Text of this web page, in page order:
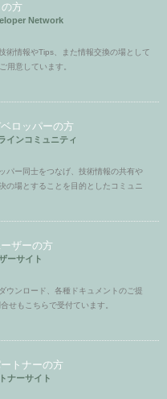
方
Network
術情報やTips、また情報交換の場として
用意しています。
ロッパーの方
インコミュニティ
パー同士をつなげ、技術情報の共有や
の場とすることを目的としたコミュニ
ザーの方
ーサイト
ウンロード、各種ドキュメントのご提
せもこちらで受付ています。
トナーの方
ナーサイト